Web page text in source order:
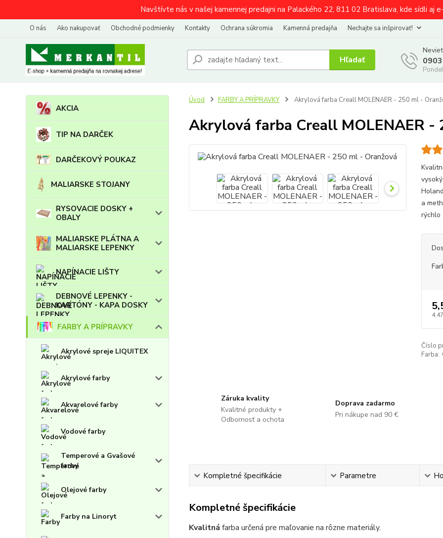
Navštívte nás v našej kamennej predajni na Palackého 22, 811 02 Bratislava, kde sídli aj
O nás Ako nakupovať Obchodné podmienky Kontakty Ochrana súkromia Kamenná predajňa Nechajte sa inšpirovať!
Hľadať
AKCIA
TIP NA DARČEK
DARČEKOVÝ POUKAZ
MALIARSKE STOJANY
RYSOVACIE DOSKY +
OBALY
MALIARSKE PLÁTNA A
MALIARSKE LEPENKY
NAPÍNACIE LIŠTY
DEBNOVÉ LEPENKY -
KARTÓNY - KAPA DOSKY
FARBY A PRÍPRAVKY
Akrylové spreje LIQUITEX
Akrylové farby
Akvarelové farby
Vodové farby
Temperové a Gvašové
farby
Olejové farby
Farby na Linoryt
Úvod FARBY A PRÍPRAVKY Akrylová farba Creall MOLENAER - 250 ml -
Akrylová farba Creall MOLENAER -
a
rýchlo
Číslo
Farba:
Záruka kvality
Kvalitné produkty +
Odbornosť a ochota
Doprava zadarmo
Pri nákupe nad 90 €
Kompletné špecifikácie Parametre
Kompletné špecifikácie
Kvalitná farba určená pre maľovanie na rôzne materiály.